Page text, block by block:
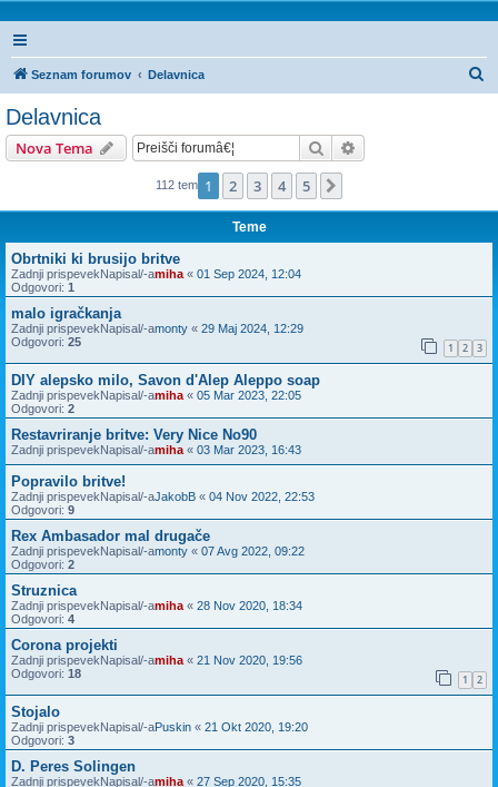
Seznam forumov Delavnica
Delavnica
Nova Tema Iskanje
112 tem 1 2 3 4 5
Teme
Obrtniki ki brusijo britve
Zadnji prispevekNapisal/-amiha « 01 Sep 2024, 12:04
Odgovori: 1
malo igračkanja
Zadnji prispevekNapisal/-amonty « 29 Maj 2024, 12:29
Odgovori: 25 1 2 3
DIY alepsko milo, Savon d'Alep Aleppo soap
Zadnji prispevekNapisal/-amiha « 05 Mar 2023, 22:05
Odgovori: 2
Restavriranje britve: Very Nice No90
Zadnji prispevekNapisal/-amiha « 03 Mar 2023, 16:43
Popravilo britve!
Zadnji prispevekNapisal/-aJakobB « 04 Nov 2022, 22:53
Odgovori: 9
Rex Ambasador mal drugače
Zadnji prispevekNapisal/-amonty « 07 Avg 2022, 09:22
Odgovori: 2
Struznica
Zadnji prispevekNapisal/-amiha « 28 Nov 2020, 18:34
Odgovori: 4
Corona projekti
Zadnji prispevekNapisal/-amiha « 21 Nov 2020, 19:56
Odgovori: 18 1 2
Stojalo
Zadnji prispevekNapisal/-aPuskin « 21 Okt 2020, 19:20
Odgovori: 3
D. Peres Solingen
Zadnji prispevekNapisal/-amiha « 27 Sep 2020, 15:35